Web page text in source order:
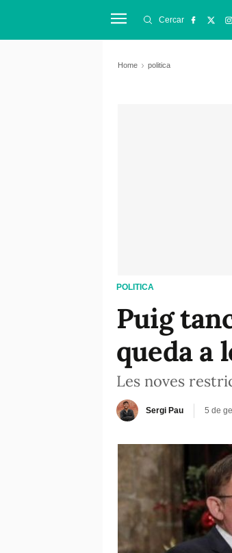
Cercar
Home politica
POLITICA
Puig
queda a
Les noves
Sergi Pau 5 de